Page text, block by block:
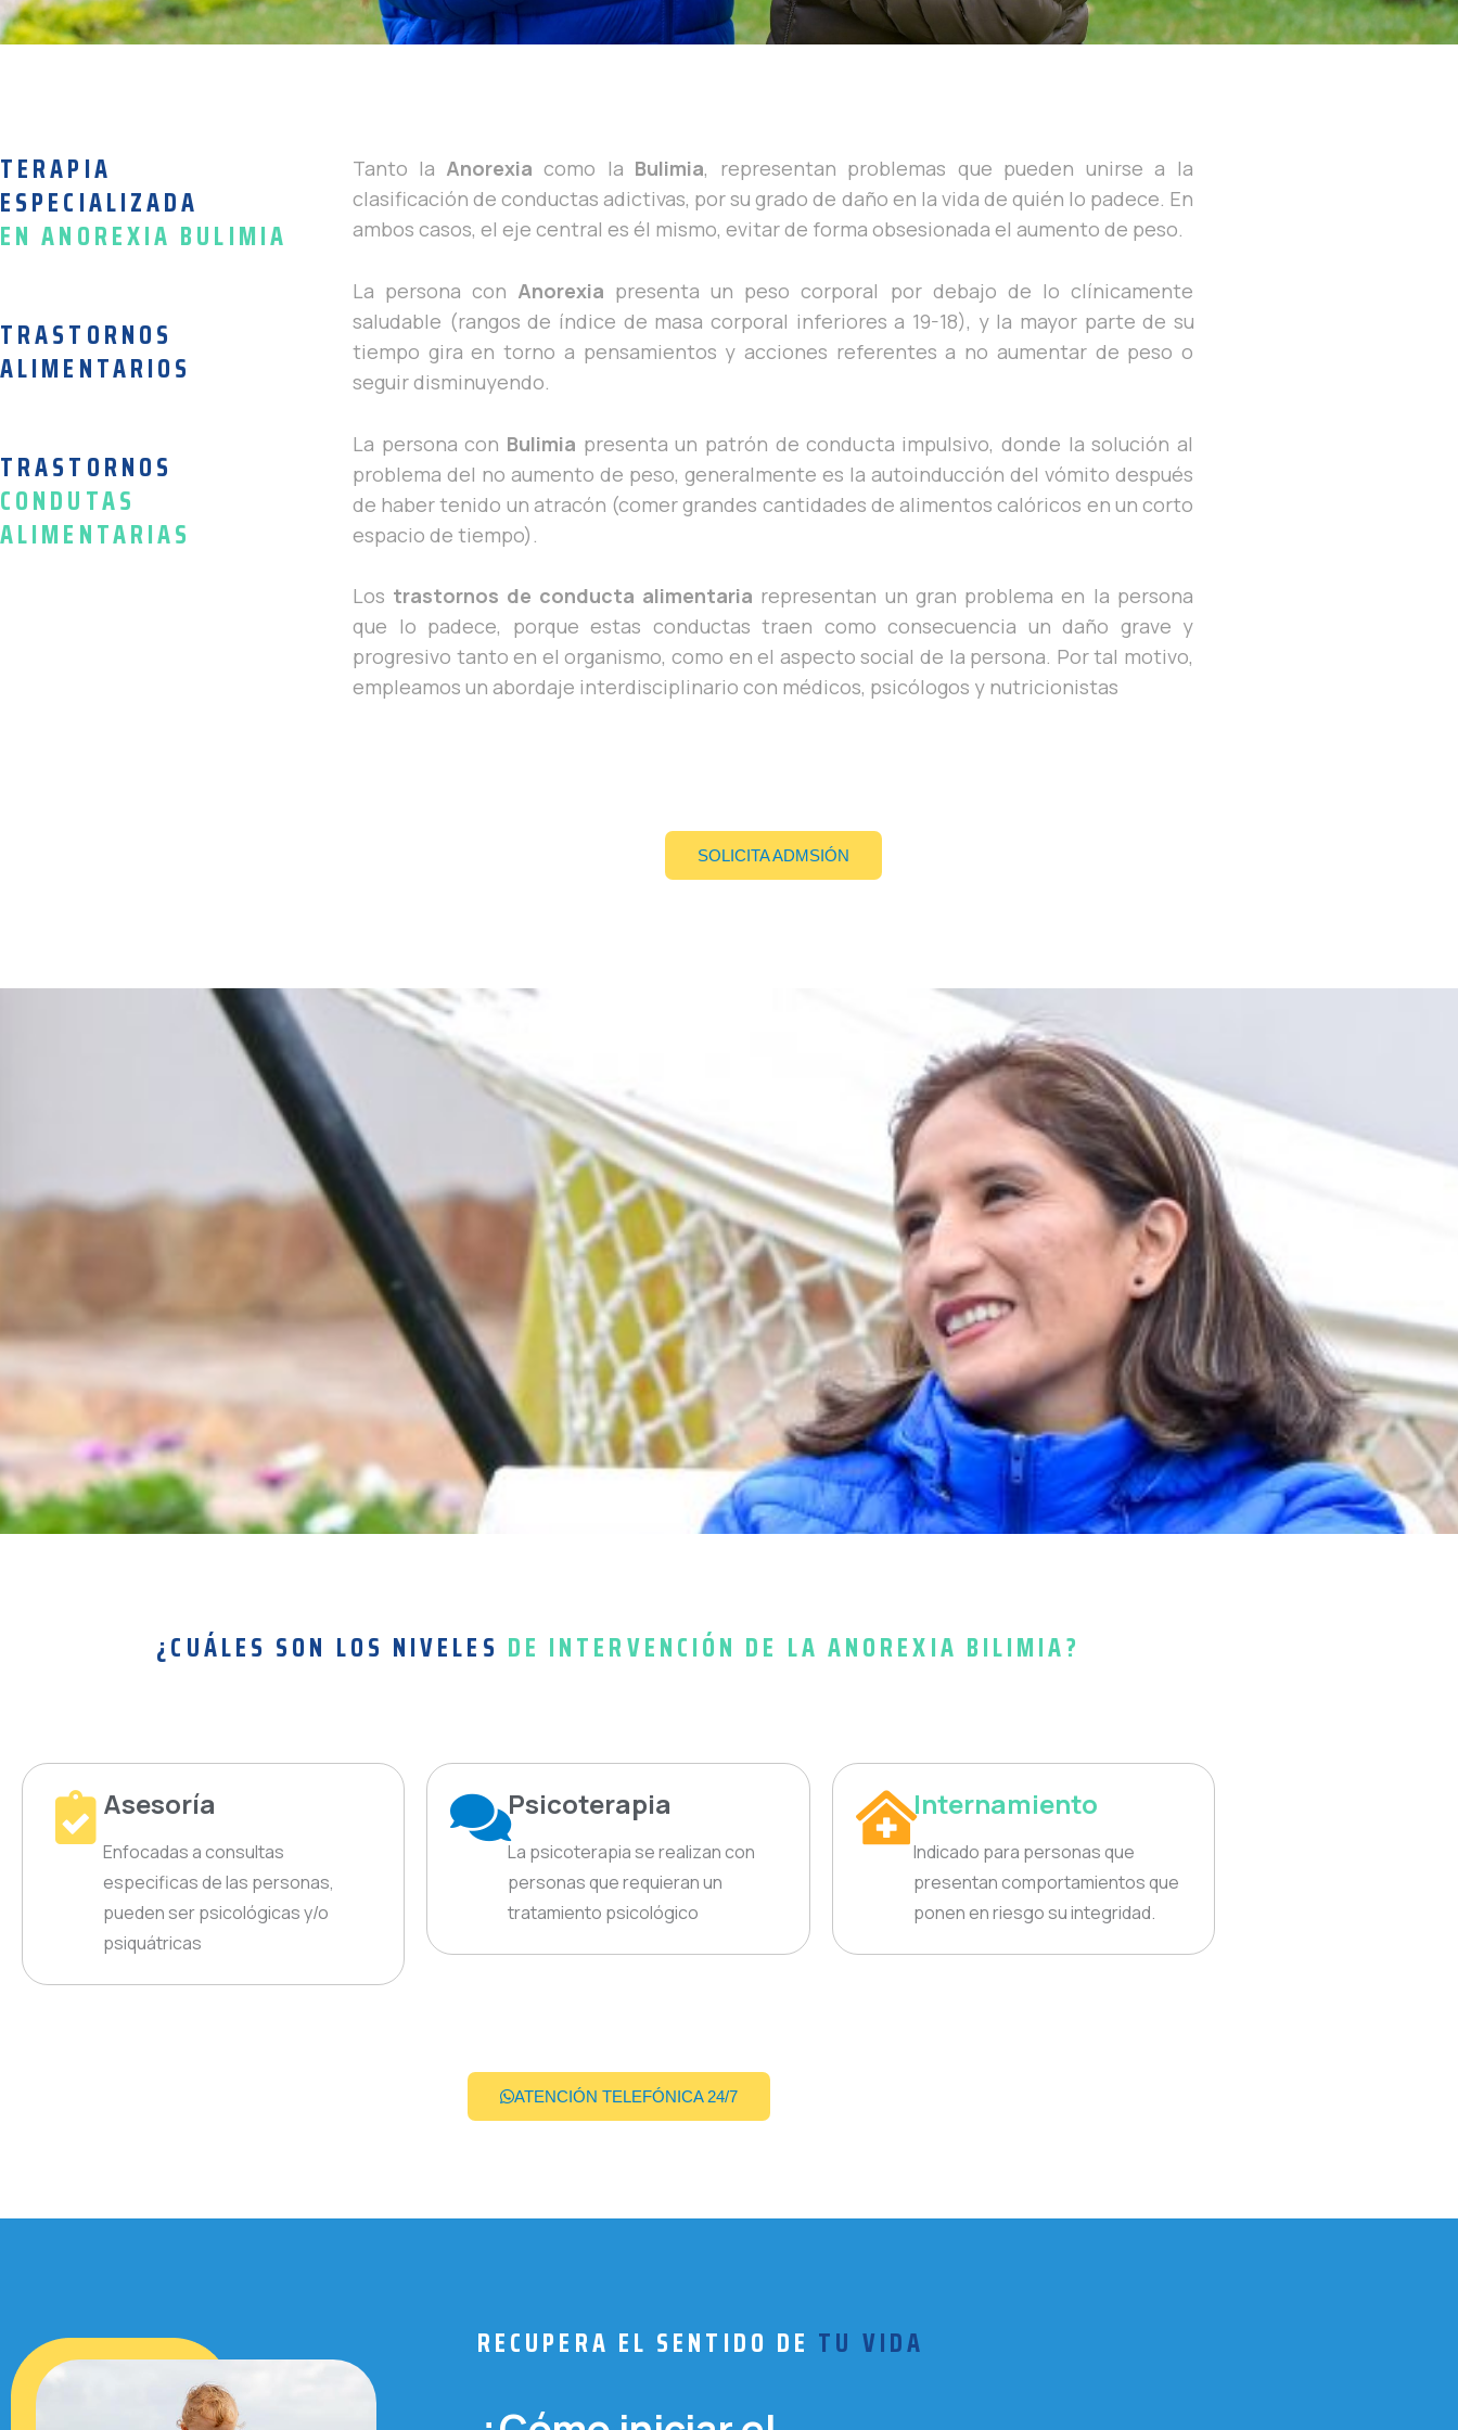
TERAPIA
ESPECIALIZADA
EN ANOREXIA BULIMIA
TRASTORNOS
ALIMENTARIOS
TRASTORNOS
CONDUTAS
ALIMENTARIAS
Tanto la Anorexia como la Bulimia, representan problemas que pueden unirse a la
clasificación de conductas adictivas, por su grado de daño en la vida de quién lo padece. En
ambos casos, el eje central es él mismo, evitar de forma obsesionada el aumento de peso.
La persona con Anorexia presenta un peso corporal por debajo de lo clínicamente
saludable (rangos de índice de masa corporal inferiores a 19-18), y la mayor parte de su
tiempo gira en torno a pensamientos y acciones referentes a no aumentar de peso o
seguir disminuyendo.
La persona con Bulimia presenta un patrón de conducta impulsivo, donde la solución al
problema del no aumento de peso, generalmente es la autoinducción del vómito después
de haber tenido un atracón (comer grandes cantidades de alimentos calóricos en un corto
espacio de tiempo).
Los trastornos de conducta alimentaria representan un gran problema en la persona
que lo padece, porque estas conductas traen como consecuencia un daño grave y
progresivo tanto en el organismo, como en el aspecto social de la persona. Por tal motivo,
empleamos un abordaje interdisciplinario con médicos, psicólogos y nutricionistas
SOLICITA ADMSIÓN
¿CUÁLES SON LOS NIVELES DE INTERVENCIÓN DE LA ANOREXIA BILIMIA?
Asesoría
Enfocadas a consultas
especificas de las personas,
pueden ser psicológicas y/o
psiquátricas
Psicoterapia
La psicoterapia se realizan con
personas que requieran un
tratamiento psicológico
Internamiento
Indicado para personas que
presentan comportamientos que
ponen en riesgo su integridad.
ATENCIÓN TELEFÓNICA 24/7
RECUPERA EL SENTIDO DE TU VIDA